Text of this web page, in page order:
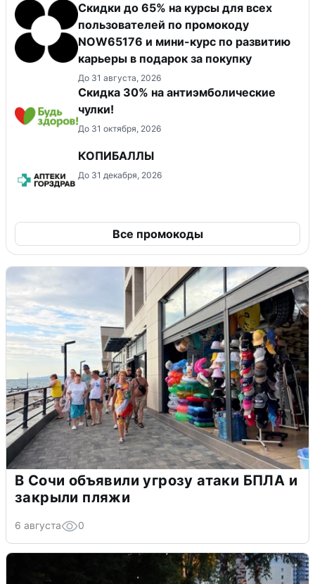
Скидки до 65% на курсы для всех
пользователей по промокоду
NOW65176 и мини-курс по развитию
карьеры в подарок за покупку
До 31 августа, 2026
Скидка 30% на антиэмболические
чулки!
До 31 октября, 2026
КОПИБАЛЛЫ
До 31 декабря, 2026
Все промокоды
В Сочи объявили угрозу атаки БПЛА и
закрыли пляжи
6 августа 0